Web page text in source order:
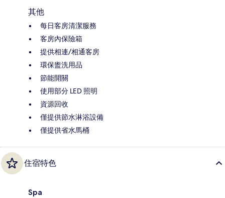
其他
每日客房清潔服務
客房內保險箱
提供相連/相通客房
環保盥洗用品
節能開關
使用部分 LED 照明
資源回收
僅提供節水淋浴設備
僅提供省水馬桶
住宿特色
Spa